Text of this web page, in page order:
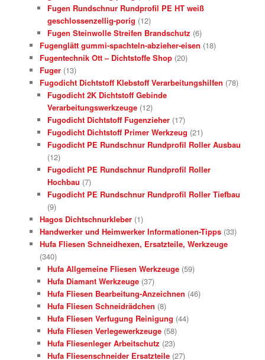
Fugen Rundschnur Rundprofil PE HT weiß
geschlossenzellig-porig (12)
Fugen Steinwolle Streifen Brandschutz (6)
Fugenglätt gummi-spachteln-abzieher-eisen (18)
Fugentechnik Ott – Dichtstoffe Shop (20)
Fuger (13)
Fugodicht Dichtstoff Klebstoff Verarbeitungshilfen (78)
Fugodicht 2K Dichtstoff Gebinde
Verarbeitungswerkzeuge (12)
Fugodicht Dichtstoff Fugenzieher (17)
Fugodicht Dichtstoff Primer Werkzeug (21)
Fugodicht PE Rundschnur Rundprofil Roller Ausbau
(12)
Fugodicht PE Rundschnur Rundprofil Roller
Hochbau (7)
Fugodicht PE Rundschnur Rundprofil Roller Tiefbau
(9)
Hagos Dichtschnurkleber (1)
Handwerker und Heimwerker Informationen-Tipps (33)
Hufa Fliesen Schneidhexen, Ersatzteile, Werkzeuge
(340)
Hufa Allgemeine Fliesen Werkzeuge (59)
Hufa Diamant Werkzeuge (37)
Hufa Fliesen Bearbeitung-Anzeichnen (46)
Hufa Fliesen Schneidrädchen (8)
Hufa Fliesen Verfugung Reinigung (44)
Hufa Fliesen Verlegewerkzeuge (58)
Hufa Fliesenleger Arbeitschutz (23)
Hufa Fliesenschneider Ersatzteile (27)